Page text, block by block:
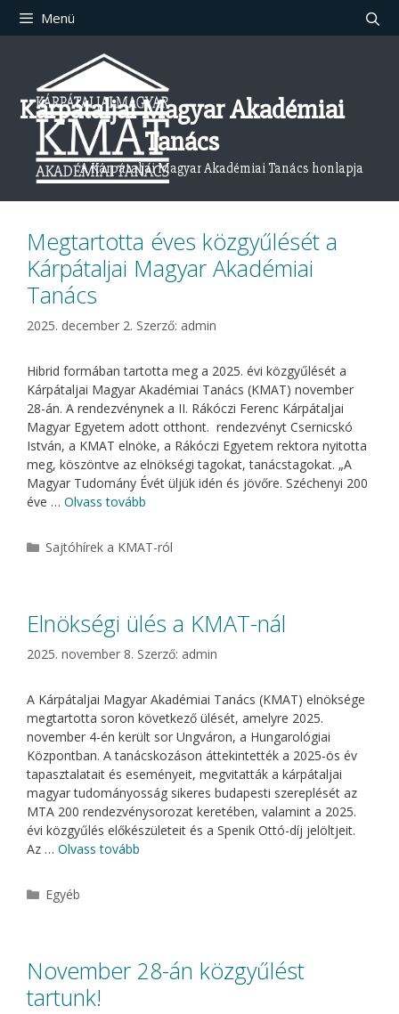
Menü
Kárpátaljai Magyar Akadémiai
Tanács
A Kárpátaljai Magyar Akadémiai Tanács honlapja
Megtartotta éves közgyűlését a
Kárpátaljai Magyar Akadémiai
Tanács
2025. december 2. Szerző: admin
Hibrid formában tartotta meg a 2025. évi közgyűlését a
Kárpátaljai Magyar Akadémiai Tanács (KMAT) november
28-án. A rendezvénynek a II. Rákóczi Ferenc Kárpátaljai
Magyar Egyetem adott otthont. rendezvényt Csernicskó
István, a KMAT elnöke, a Rákóczi Egyetem rektora nyitotta
meg, köszöntve az elnökségi tagokat, tanácstagokat. „A
Magyar Tudomány Évét üljük idén és jövőre. Széchenyi 200
éve … Olvass tovább
Kategória
Sajtóhírek a KMAT-ról
Elnökségi ülés a KMAT-nál
2025. november 8. Szerző: admin
A Kárpátaljai Magyar Akadémiai Tanács (KMAT) elnöksége
megtartotta soron következő ülését, amelyre 2025.
november 4-én került sor Ungváron, a Hungarológiai
Központban. A tanácskozáson áttekintették a 2025-ös év
tapasztalatait és eseményeit, megvitatták a kárpátaljai
magyar tudományosság sikeres budapesti szereplését az
MTA 200 rendezvénysorozat keretében, valamint a 2025.
évi közgyűlés előkészületeit és a Spenik Ottó-díj jelöltjeit.
Az … Olvass tovább
Kategória
Egyéb
November 28-án közgyűlést
tartunk!